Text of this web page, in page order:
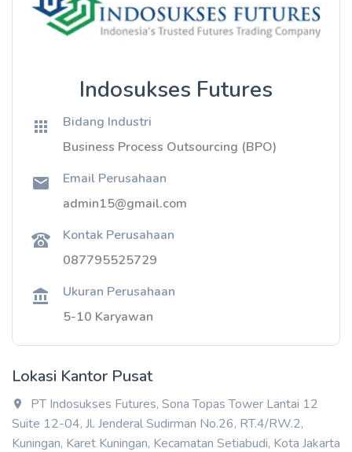
Indosukses Futures
Bidang Industri
Business Process Outsourcing (BPO)
Email Perusahaan
admin15@gmail.com
Kontak Perusahaan
087795525729
Ukuran Perusahaan
5-10 Karyawan
Lokasi Kantor Pusat
PT Indosukses Futures, Sona Topas Tower Lantai 12
Suite 12-04, Jl. Jenderal Sudirman No.26, RT.4/RW.2,
Kuningan, Karet Kuningan, Kecamatan Setiabudi, Kota Jakarta